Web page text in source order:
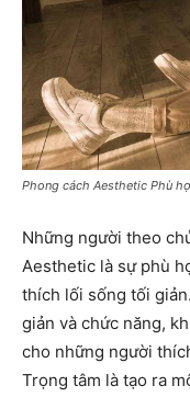
Phong cách Aesthetic Phù
Những người theo
Aesthetic là sự phù
thích lối sống tối
giản và chức năng,
cho những người
Trọng tâm là tạo ra